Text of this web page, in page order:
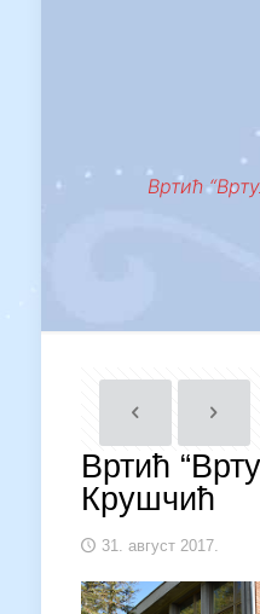
Вртић
Вртић
Крушчић
31. август 2017.